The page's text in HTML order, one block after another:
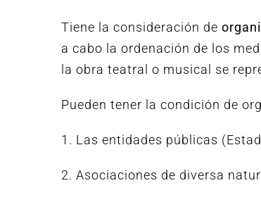
Tiene la consideración de
a cabo la ordenación de los
la obra teatral o musical se
Pueden tener la condición de
1. Las entidades públicas
2. Asociaciones de diversa